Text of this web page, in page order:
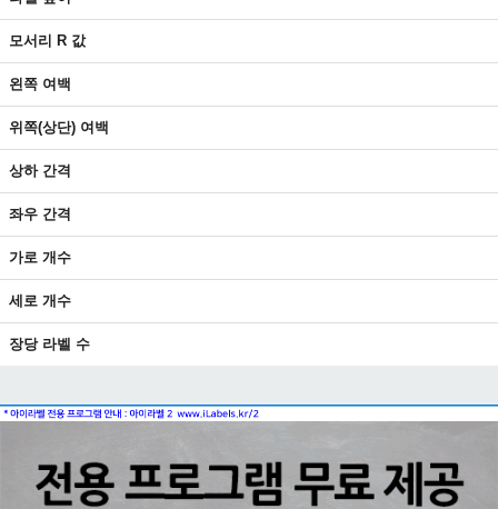
모서리 R 값
왼쪽 여백
위쪽(상단) 여백
상하 간격
좌우 간격
가로 개수
세로 개수
장당 라벨 수